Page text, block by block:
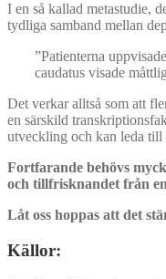
I en så kallad metastudie,
tydliga samband mellan
”Patienterna
caudatus visade
Det verkar alltså som att
en särskild
utveckling och kan leda till
Fortfarande behövs
och tillfrisknandet från
Låt oss hoppas att det
Källor: